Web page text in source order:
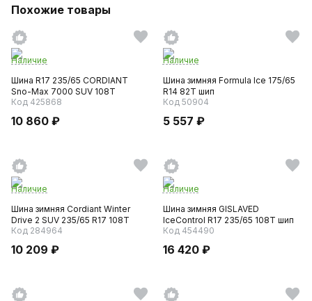
Похожие товары
Наличие
Шина R17 235/65 CORDIANT
Sno-Max 7000 SUV 108T
Код 425868
10 860 ₽
Наличие
Шина зимняя Formula Ice 175/65
R14 82T шип
Код 50904
5 557 ₽
Наличие
Шина зимняя Cordiant Winter
Drive 2 SUV 235/65 R17 108T
Код 284964
10 209 ₽
Наличие
Шина зимняя GISLAVED
IceControl R17 235/65 108T шип
Код 454490
16 420 ₽